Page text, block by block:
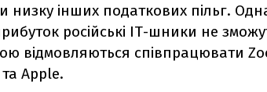
низку інших податкових пільг.
російські ІТ-шники не
відмовляються співпрацювати
та Apple.